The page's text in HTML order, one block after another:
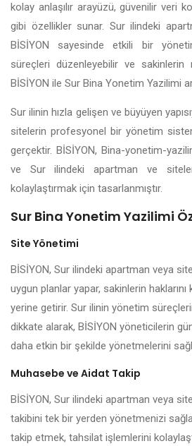
kolay anlaşılır arayüzü, güvenilir veri
gibi özellikler sunar. Sur ilindeki
BİSİYON sayesinde etkili bir
süreçleri düzenleyebilir ve sakinlerin
BİSİYON ile Sur Bina Yonetim Yazilimi
Sur ilinin hızla gelişen ve büyüyen
sitelerin profesyonel bir yönetim
gerçektir. BİSİYON, Bina-yonetim-
ve Sur ilindeki apartman ve
kolaylaştırmak için tasarlanmıştır.
Sur Bina Yonetim Yazilimi
Site Yönetimi
BİSİYON, Sur ilindeki apartman veya
uygun planlar yapar, sakinlerin
yerine getirir. Sur ilinin yönetim
dikkate alarak, BİSİYON yöneticilerin
daha etkin bir şekilde yönetmelerini
Muhasebe ve Aidat Takip
BİSİYON, Sur ilindeki apartman veya
takibini tek bir yerden yönetmenizi
takip etmek, tahsilat işlemlerini